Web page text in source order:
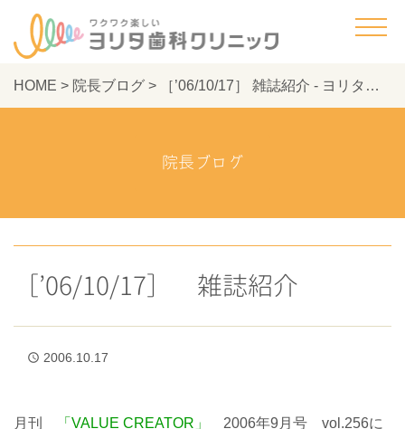
HOME > 院長ブログ > ［’06/10/17］ 雑誌紹介 - ヨリタ歯科クリニック
院長ブログ
［’06/10/17］ 雑誌紹介
access_time 2006.10.17
月刊 「VALUE CREATOR」
2006年9月号 vol.256に